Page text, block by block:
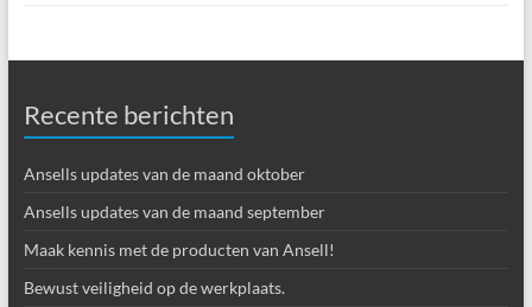
Recente berichten
Ansells updates van de maand oktober
Ansells updates van de maand september
Maak kennis met de producten van Ansell!
Bewust veiligheid op de werkplaats.